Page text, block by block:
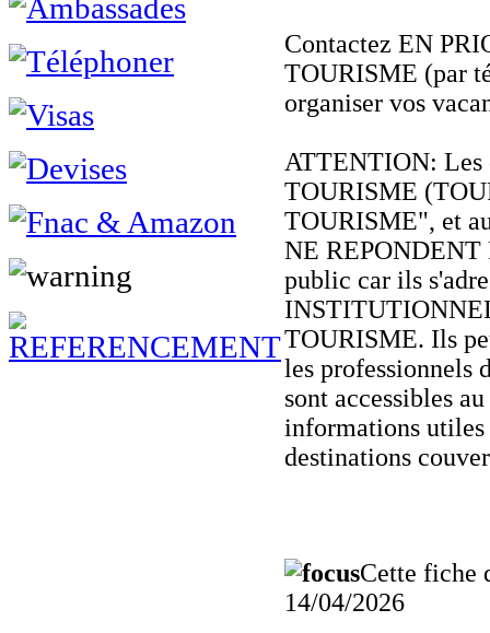
Contactez EN
TOURISME (par
organiser vos
ATTENTION: Les
TOURISME
TOURISME", et
NE REPONDENT
public car ils
TOURISME. Ils
les professionnels
sont accessibles
informations
destinations
Cette fiche
14/04/2026